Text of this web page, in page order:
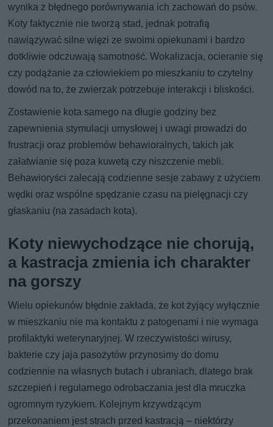
wynika z błędnego porównywania ich zachowań do psów.
Koty faktycznie nie tworzą stad, jednak potrafią
nawiązywać silne więzi ze swoimi opiekunami i bardzo
dotkliwie odczuwają samotność. Wokalizacja, ocieranie się
czy podążanie za człowiekiem po mieszkaniu to czytelny
dowód na to, że zwierzak potrzebuje interakcji i bliskości.
Zostawienie kota samego na długie godziny bez
zapewnienia stymulacji umysłowej i uwagi prowadzi do
frustracji oraz problemów behawioralnych, takich jak
załatwianie się poza kuwetą czy niszczenie mebli.
Behawioryści zalecają codzienne sesje zabawy z użyciem
wędki oraz wspólne spędzanie czasu na pielęgnacji czy
głaskaniu (na zasadach kota).
Koty niewychodzące nie chorują,
a kastracja zmienia ich charakter
na gorszy
Wielu opiekunów błędnie zakłada, że kot żyjący wyłącznie
w mieszkaniu nie ma kontaktu z patogenami i nie wymaga
profilaktyki weterynaryjnej. W rzeczywistości wirusy,
bakterie czy jaja pasożytów przynosimy do domu
codziennie na własnych butach i ubraniach, dlatego brak
szczepień i regularnego odrobaczania jest dla mruczka
ogromnym ryzykiem. Kolejnym krzywdzącym
przekonaniem jest strach przed kastracją – niektórzy